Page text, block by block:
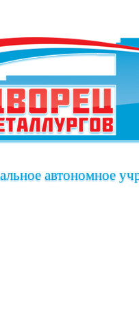
автономное